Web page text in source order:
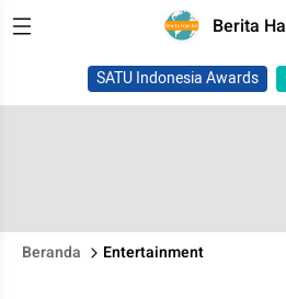
Berita
SATU Indonesia Awards
Beranda Entertainment